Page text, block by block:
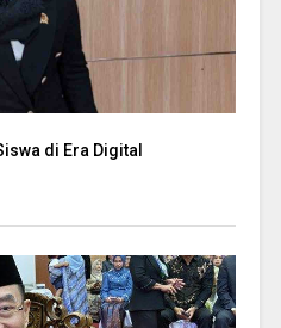
di Era Digital